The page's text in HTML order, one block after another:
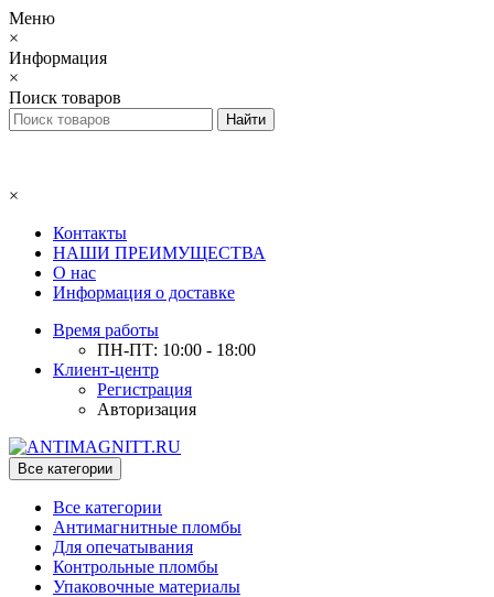
Меню
×
Информация
×
Поиск товаров
×
Контакты
НАШИ ПРЕИМУЩЕСТВА
О нас
Информация о доставке
Время работы
ПН-ПТ: 10:00 - 18:00
Клиент-центр
Регистрация
Авторизация
Все категории
Все категории
Антимагнитные пломбы
Для опечатывания
Контрольные пломбы
Упаковочные материалы